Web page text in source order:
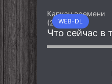
WEB-DL
Капкан времени
(2026)
Что сейчас в